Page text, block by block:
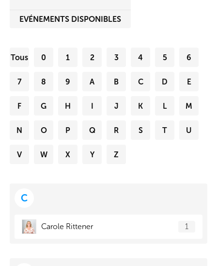
EVÉNEMENTS DISPONIBLES
Tous 0 1 2 3 4 5 6
7 8 9 A B C D E
F G H I J K L M
N O P Q R S T U
V W X Y Z
C
Carole Rittener 1